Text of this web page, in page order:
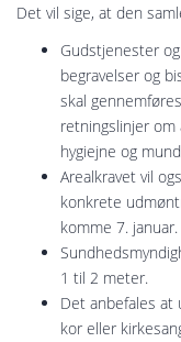
Det vil sige, at den
Gudstjenester
begravelser og
skal
retningslinjer om
hygiejne og
Arealkravet vil
konkrete
komme 7. januar.
1 til 2 meter.
Det anbefales at
kor eller